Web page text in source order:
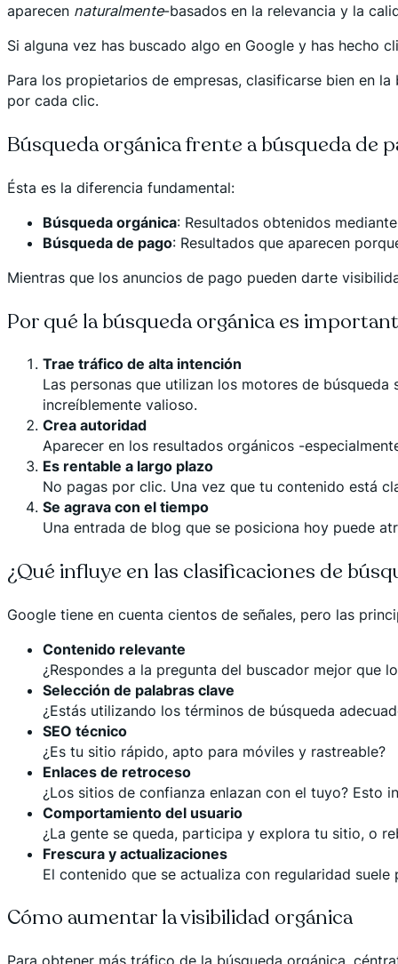
aparecen naturalmente-basados en la relevancia y la
Si alguna vez has buscado algo en Google y has hecho
Para los propietarios de empresas, clasificarse bien en
por cada clic.
Búsqueda orgánica frente a búsqueda de
Ésta es la diferencia fundamental:
Búsqueda orgánica: Resultados obtenidos
Búsqueda de pago: Resultados que aparecen
Mientras que los anuncios de pago pueden darte
Por qué la búsqueda orgánica es
Trae tráfico de alta intención
Las personas que utilizan los motores de
increíblemente valioso.
Crea autoridad
Aparecer en los resultados orgánicos -
Es rentable a largo plazo
No pagas por clic. Una vez que tu contenido está
Se agrava con el tiempo
Una entrada de blog que se posiciona hoy puede
¿Qué influye en las clasificaciones de
Google tiene en cuenta cientos de señales, pero las
Contenido relevante
¿Respondes a la pregunta del buscador mejor que
Selección de palabras clave
¿Estás utilizando los términos de búsqueda
SEO técnico
¿Es tu sitio rápido, apto para móviles y rastreable?
Enlaces de retroceso
¿Los sitios de confianza enlazan con el tuyo? Esto
Comportamiento del usuario
¿La gente se queda, participa y explora tu sitio, o
Frescura y actualizaciones
El contenido que se actualiza con regularidad
Cómo aumentar la visibilidad orgánica